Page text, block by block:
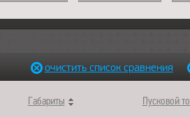
очистить список сравнения
Габариты Пусковой